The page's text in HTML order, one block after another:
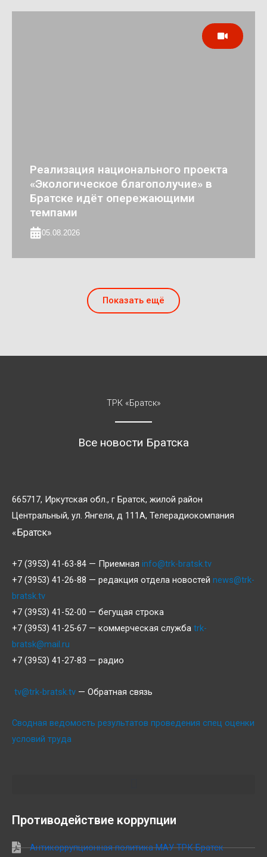
Реализация национального проекта
«Экологическое благополучие» в
Братске идёт опережающими
темпами
05.08.2026
Показать ещё
ТРК «Братск»
Все новости Братска
665717, Иркутская обл., г Братск, жилой район
Центральный, ул. Янгеля, д 111А, Телерадиокомпания
«Братск»
+7 (3953) 41-63-84 — Приемная info@trk-bratsk.tv
+7 (3953) 41-26-88 — редакция отдела новостей news@trk-
bratsk.tv
+7 (3953) 41-52-00 — бегущая строка
+7 (3953) 41-25-67 — коммерческая служба trk-
bratsk@mail.ru
+7 (3953) 41-27-83 — радио
tv@trk-bratsk.tv — Обратная связь
Сводная ведомость результатов проведения спец оценки
условий труда
Противодействие коррупции
Антикоррупционная политика МАУ ТРК Братск